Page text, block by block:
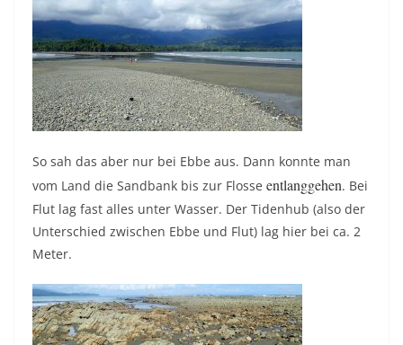
So sah das aber nur bei Ebbe aus. Dann konnte man
vom Land die Sandbank bis zur Flosse entlanggehen. Bei
Flut lag fast alles unter Wasser. Der Tidenhub (also der
Unterschied zwischen Ebbe und Flut) lag hier bei ca. 2
Meter.